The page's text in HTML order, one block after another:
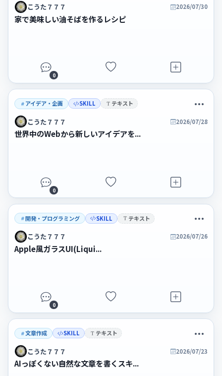
2026/07/30
こうた７７７
家で美味しい油そばを作るレシピ
0
アイデア・企画 SKILL テキスト
2026/07/28
こうた７７７
世界中のWebから新しいアイデアを...
0
開発・プログラミング SKILL テキスト
2026/07/26
こうた７７７
Apple風ガラスUI(Liqui...
0
文章作成 SKILL テキスト
2026/07/23
こうた７７７
AIっぽくない自然な文章を書くスキ...